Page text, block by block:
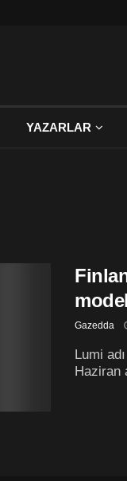
YAZARLAR
Gazedda
Lumi
Haziran